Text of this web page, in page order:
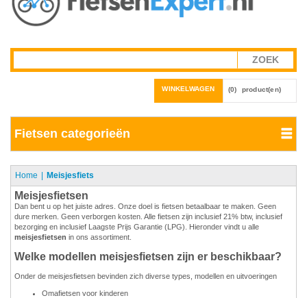
WINKELWAGEN (0) product(en)
Fietsen categorieën
Home Meisjesfiets
Meisjesfietsen
Dan bent u op het juiste adres. Onze doel is fietsen betaalbaar te maken. Geen
dure merken. Geen verborgen kosten. Alle fietsen zijn inclusief 21% btw, inclusief
bezorging en inclusief Laagste Prijs Garantie (LPG). Hieronder vindt u alle
meisjesfietsen in ons assortiment.
Welke modellen meisjesfietsen zijn er beschikbaar?
Onder de meisjesfietsen bevinden zich diverse types, modellen en uitvoeringen
Omafietsen voor kinderen